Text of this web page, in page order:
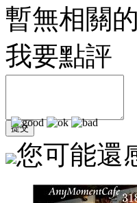
暫無相關
我要點評
您可能還